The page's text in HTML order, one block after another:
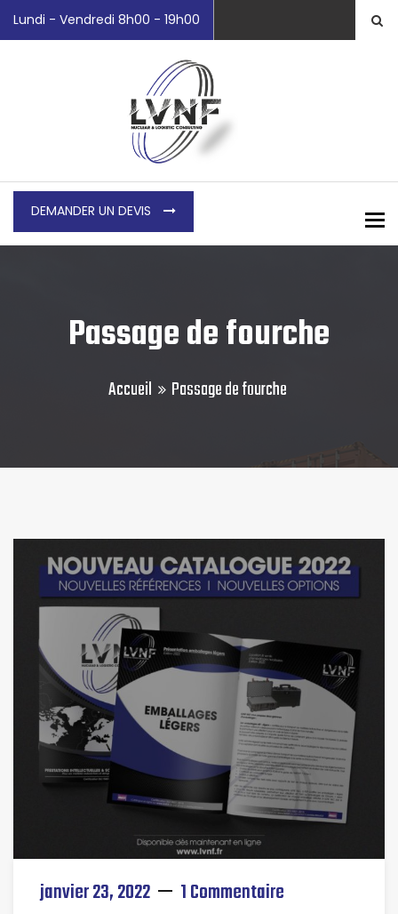
Lundi - Vendredi 8h00 - 19h00
DEMANDER UN DEVIS
Passage de fourche
Accueil Passage de fourche
janvier 23, 2022 1 Commentaire